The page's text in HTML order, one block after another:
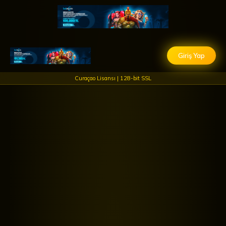
Giriş Yap
Curaçao Lisansı | 128-bit SSL